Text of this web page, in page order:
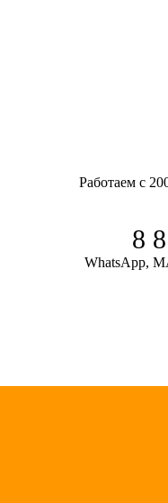
Работаем с
8
WhatsApp,